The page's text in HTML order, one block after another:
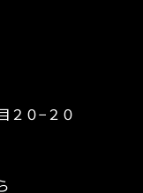
２０−２０